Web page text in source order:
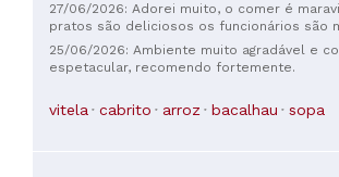
27/06/2026: Adorei muito, o comer é
pratos são deliciosos os funcionários são
o local é muito sossegado e acolhedor
Fátima vou sempre almoçar no restaurante
25/06/2026: Ambiente muito agradável e
espetacular, recomendo fortemente.
vitela cabrito arroz bacalhau sopa